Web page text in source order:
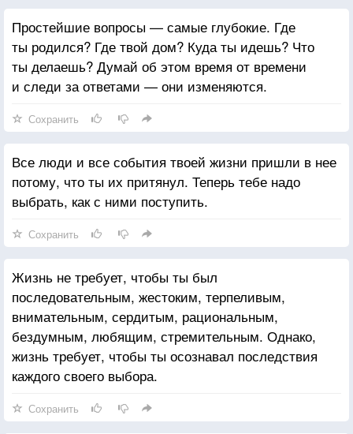
Простейшие вопросы — самые глубокие. Где
ты родился? Где твой дом? Куда ты идешь? Что
ты делаешь? Думай об этом время от времени
и следи за ответами — они изменяются.
Сохранить
Все люди и все события твоей жизни пришли в нее
потому, что ты их притянул. Теперь тебе надо
выбрать, как с ними поступить.
Сохранить
Жизнь не требует, чтобы ты был
последовательным, жестоким, терпеливым,
внимательным, сердитым, рациональным,
бездумным, любящим, стремительным. Однако,
жизнь требует, чтобы ты осознавал последствия
каждого своего выбора.
Сохранить